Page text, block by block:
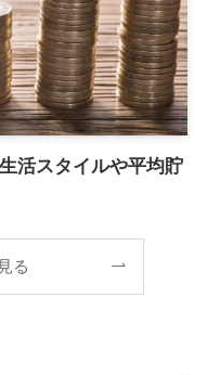
活スタイルや平均貯
る